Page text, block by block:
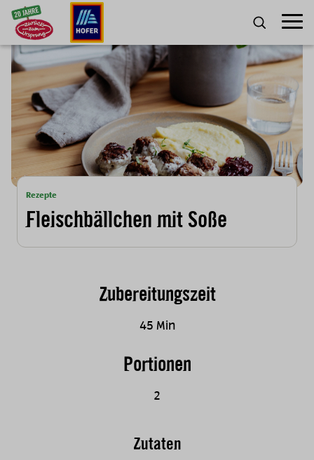
Zum Inhalt
SUCHE
Rezepte
Fleischbällchen mit Soße
Zubereitungszeit
45 Min
Portionen
2
Zutaten